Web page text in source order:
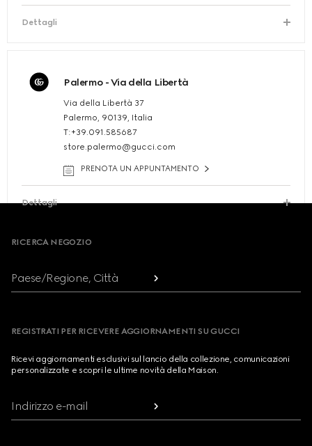
Dettagli
Palermo - Via della Libertà
Via della Libertà 37
Palermo, 90139, Italia
T:+39.091.585687
store.palermo@gucci.com
PRENOTA UN APPUNTAMENTO
Dettagli
Footer
RICERCA NEGOZIO
Paese/Regione, Città
REGISTRATI PER RICEVERE AGGIORNAMENTI SU GUCCI
Ricevi aggiornamenti esclusivi sul lancio della collezione, comunicazioni
personalizzate e scopri le ultime novità della Maison.
Indirizzo e-mail